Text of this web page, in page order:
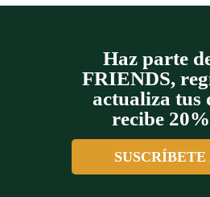
Haz parte
FRIENDS,
actualiza tus
recibe